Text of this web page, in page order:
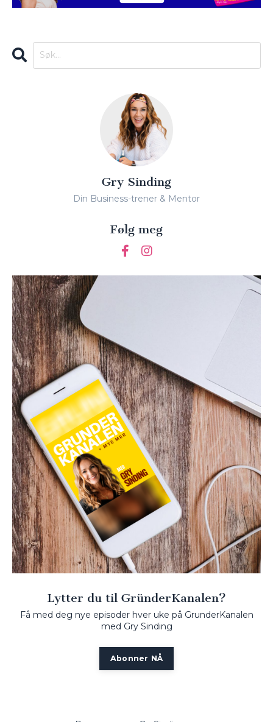
Gry Sinding
Din Business-trener & Mentor
Følg meg
Lytter du til GründerKanalen?
Få med deg nye episoder hver uke på GrunderKanalen
med Gry Sinding
Abonner NÅ